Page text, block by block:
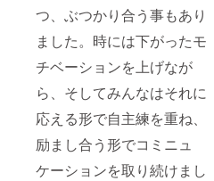
つ、ぶつかり合う事もあり
ました。時には下がったモ
チベーションを上げなが
ら、そしてみんなはそれに
応える形で自主練を重ね、
励まし合う形でコミニュ
ケーションを取り続けまし